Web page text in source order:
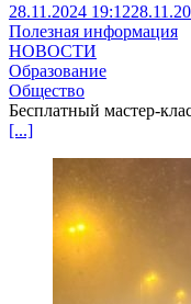
28.11.2024 19:12
Полезная информация
НОВОСТИ
Образование
Общество
Бесплатный мастер-
[...]